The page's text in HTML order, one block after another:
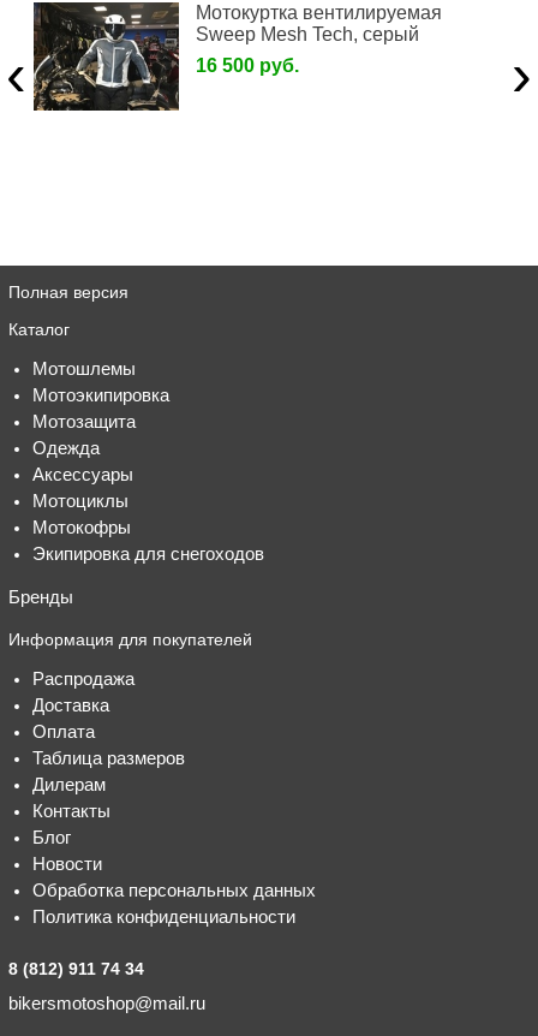
Мотокуртка вентилируемая
Sweep Mesh Tech, серый
16 500 руб.
‹ ›
Полная версия
Каталог
Мотошлемы
Мотоэкипировка
Мотозащита
Одежда
Аксессуары
Мотоциклы
Мотокофры
Экипировка для снегоходов
Бренды
Информация для покупателей
Распродажа
Доставка
Оплата
Таблица размеров
Дилерам
Контакты
Блог
Новости
Обработка персональных данных
Политика конфиденциальности
8 (812) 911 74 34
bikersmotoshop@mail.ru